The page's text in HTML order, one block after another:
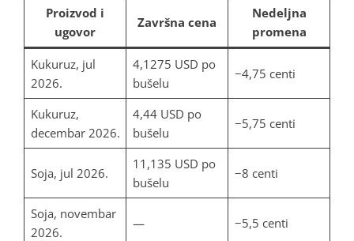
Proizvod i
ugovor
Završna cena
Nedeljna
promena
Kukuruz, jul
2026.
4,1275 USD po
bušelu
−4,75 centi
Kukuruz,
decembar 2026.
4,44 USD po
bušelu
−5,75 centi
Soja, jul 2026.
11,135 USD po
bušelu
−8 centi
Soja, novembar
2026.
— −5,5 centi